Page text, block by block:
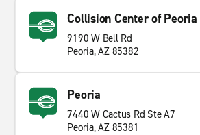
Collision Center of Peoria
9190 W Bell Rd
Peoria, AZ 85382
Peoria
7440 W Cactus Rd Ste A7
Peoria, AZ 85381